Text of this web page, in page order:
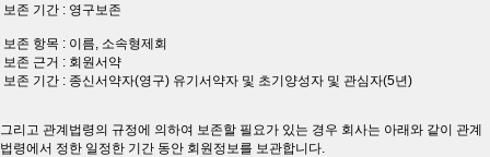
보존 기간 : 영구보존
보존 항목 : 이름, 소속형제회
보존 근거 : 회원서약
보존 기간 : 종신서약자(영구) 유기서약자 및 초기양성자 및 관심자(5년)
그리고 관계법령의 규정에 의하여 보존할 필요가 있는 경우 회사는 아래와 같이 관계
법령에서 정한 일정한 기간 동안 회원정보를 보관합니다.